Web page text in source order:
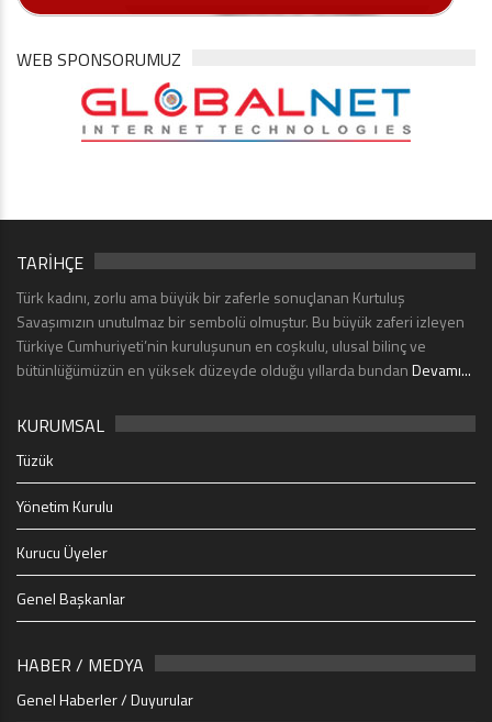
WEB SPONSORUMUZ
TARİHÇE
Türk kadını, zorlu ama büyük bir zaferle sonuçlanan Kurtuluş
Savaşımızın unutulmaz bir sembolü olmuştur. Bu büyük zaferi izleyen
Türkiye Cumhuriyeti’nin kuruluşunun en coşkulu, ulusal bilinç ve
bütünlüğümüzün en yüksek düzeyde olduğu yıllarda bundanDevamı...
KURUMSAL
Tüzük
Yönetim Kurulu
Kurucu Üyeler
Genel Başkanlar
HABER / MEDYA
Genel Haberler / Duyurular